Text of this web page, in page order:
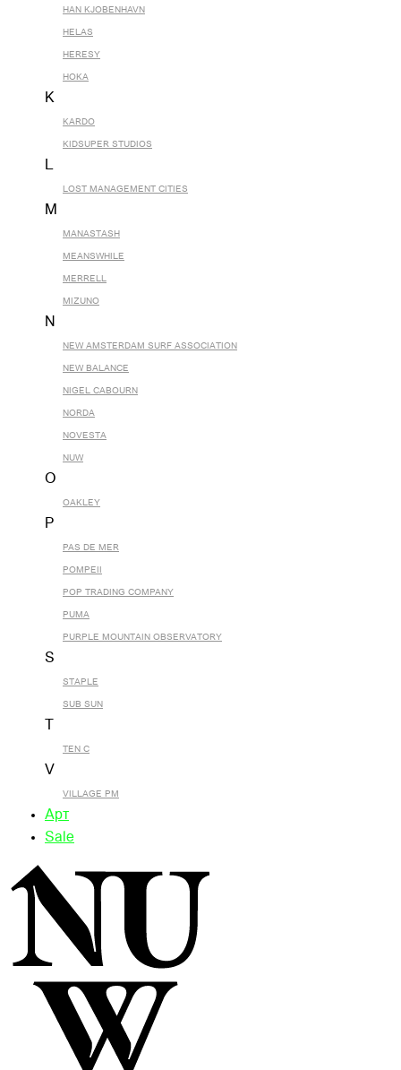
HAN KJOBENHAVN
HELAS
HERESY
HOKA
K
KARDO
KIDSUPER STUDIOS
L
LOST MANAGEMENT CITIES
M
MANASTASH
MEANSWHILE
MERRELL
MIZUNO
N
NEW AMSTERDAM SURF ASSOCIATION
NEW BALANCE
NIGEL CABOURN
NORDA
NOVESTA
NUW
O
OAKLEY
P
PAS DE MER
POMPEII
POP TRADING COMPANY
PUMA
PURPLE MOUNTAIN OBSERVATORY
S
STAPLE
SUB SUN
TEN C
V
VILLAGE PM
Арт
Sale